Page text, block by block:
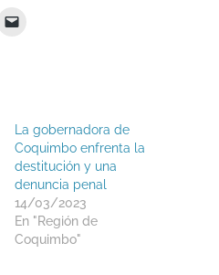
La gobernadora de
Coquimbo enfrenta la
destitución y una
denuncia penal
14/03/2023
En "Región de
Coquimbo"